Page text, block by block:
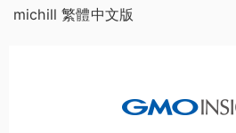
michill 繁體中文版